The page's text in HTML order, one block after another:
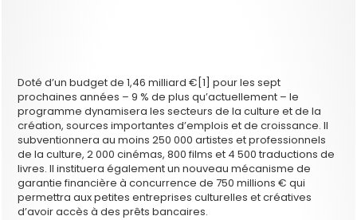
Doté d’un budget de 1,46 milliard €[1] pour les sept
prochaines années – 9 % de plus qu’actuellement – le
programme dynamisera les secteurs de la culture et de la
création, sources importantes d’emplois et de croissance. Il
subventionnera au moins 250 000 artistes et professionnels
de la culture, 2 000 cinémas, 800 films et 4 500 traductions de
livres. Il instituera également un nouveau mécanisme de
garantie financière à concurrence de 750 millions € qui
permettra aux petites entreprises culturelles et créatives
d’avoir accès à des prêts bancaires.